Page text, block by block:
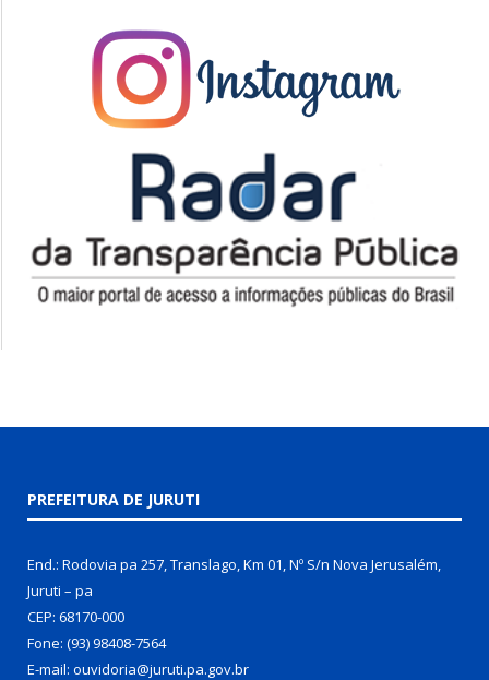
PREFEITURA DE JURUTI
End.: Rodovia pa 257, Translago, Km 01, Nº S/n Nova Jerusalém,
Juruti – pa
CEP: 68170-000
Fone: (93) 98408-7564
E-mail: ouvidoria@juruti.pa.gov.br